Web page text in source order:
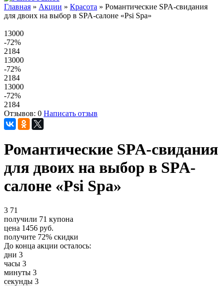
Главная » Акции » Красота » Романтические SPA-свидания
для двоих на выбор в SPA-салоне «Psi Spa»
13000
-72%
2184
13000
-72%
2184
13000
-72%
2184
Отзывов: 0 Написать отзыв
Романтические SPA-свидания
для двоих на выбор в SPA-
салоне «Psi Spa»
3 71
получили 71 купона
цена 1456 руб.
получите 72% скидки
До конца акции осталось:
дни 3
часы 3
минуты 3
секунды 3